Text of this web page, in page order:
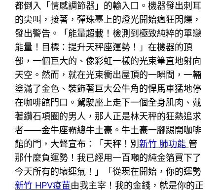
都倒入「情感調節器」的輸入口。機器發出刺耳
的尖叫，接著，彈珠臺上的燈光開始瘋狂閃爍，
發出警告。「能量超載！檢測到極致純粹的單戀
能量！目標：提升天秤座運勢！」在機器的頂
部，一個巨大的、像彩虹一樣的光束筆直地射向
天空。然而，就在光束衝出屋頂的一瞬間，一輛
塗滿了金色、裝飾著巨大公牛角的悍馬車猛地停
在咖啡館門口。駕駛座上走下一個全身肌肉、戴
著鑽石項圈的男人，那人正是林天秤的狂熱追求
者——金牛座霸總牛土豪。牛土豪一腳踢開咖啡
館的門，大聲宣布：「天秤！別新竹 肺功能 管
那什麼負運勢！我已經用一百噸的純金箔買下了
今天所有的壞運氣！」「從現在開始，你的運勢
新竹 HPV疫苗由我主宰！我的金錢，就是你的正